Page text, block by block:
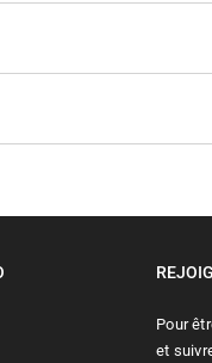
Pour
et